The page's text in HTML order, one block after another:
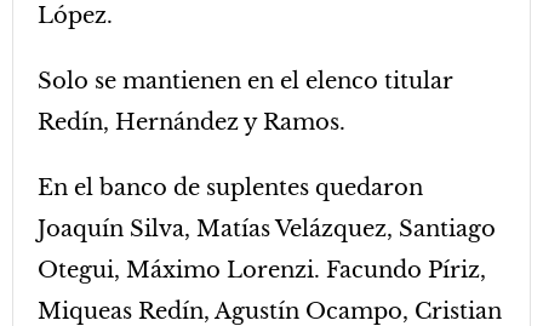
López.
Solo se mantienen en el elenco titular
Redín, Hernández y Ramos.
En el banco de suplentes quedaron
Joaquín Silva, Matías Velázquez, Santiago
Otegui, Máximo Lorenzi. Facundo Píriz,
Miqueas Redín, Agustín Ocampo, Cristian